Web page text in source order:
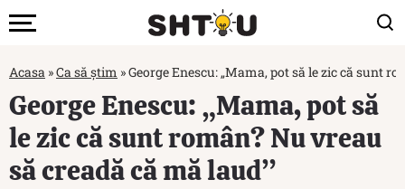
Acasa »Ca să știm »George Enescu: „Mama, pot să le zic că sunt
George Enescu: „Mama, pot să
le zic că sunt român? Nu vreau
să creadă că mă laud”